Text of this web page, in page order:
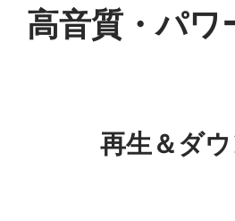
高音質・パワ
再生＆ダ